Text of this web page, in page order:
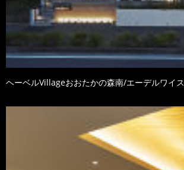
ヘーベルVillageおおたかの森南/エーデルワイス